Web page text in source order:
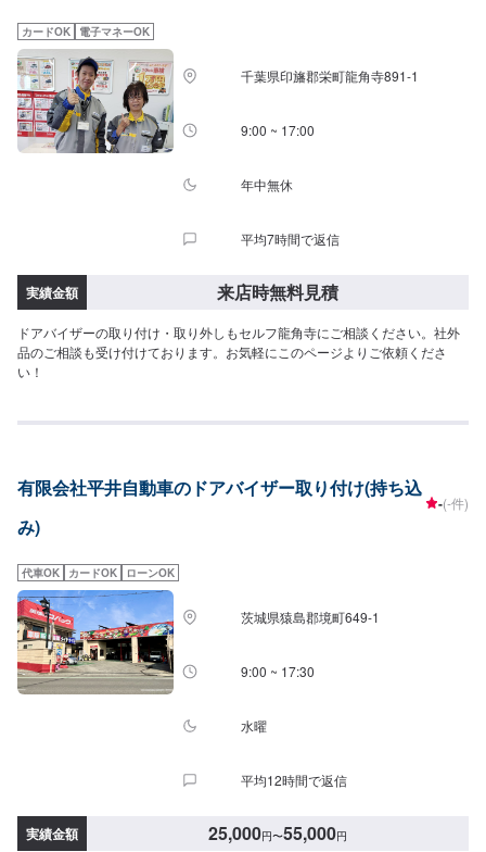
カードOK 電子マネーOK
千葉県印旛郡栄町龍角寺891-1
9:00 ~ 17:00
年中無休
平均7時間で返信
実績金額 来店時無料見積
ドアバイザーの取り付け・取り外しもセルフ龍角寺にご相談ください。社外
品のご相談も受け付けております。お気軽にこのページよりご依頼くださ
い！
有限会社平井自動車のドアバイザー取り付け(持ち込
み)
-(-件)
代車OK カードOK ローンOK
茨城県猿島郡境町649-1
9:00 ~ 17:30
水曜
平均12時間で返信
実績金額 25,000円〜55,000円